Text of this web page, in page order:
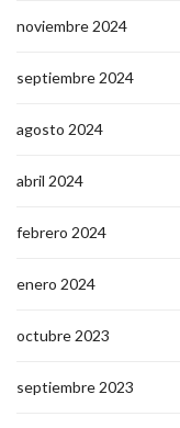
noviembre 2024
septiembre 2024
agosto 2024
abril 2024
febrero 2024
enero 2024
octubre 2023
septiembre 2023